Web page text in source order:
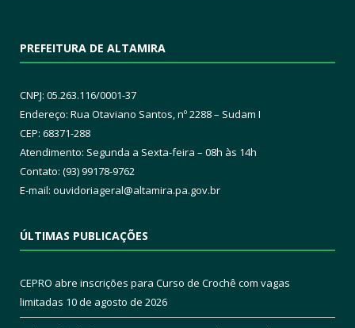
PREFEITURA DE ALTAMIRA
CNPJ: 05.263.116/0001-37
Endereço: Rua Otaviano Santos, nº 2288 – Sudam I
CEP: 68371-288
Atendimento: Segunda a Sexta-feira – 08h às 14h
Contato: (93) 99178-9762
E-mail: ouvidoriageral@altamira.pa.gov.br
ÚLTIMAS PUBLICAÇÕES
CEPRO abre inscrições para Curso de Crochê com vagas
limitadas 10 de agosto de 2026